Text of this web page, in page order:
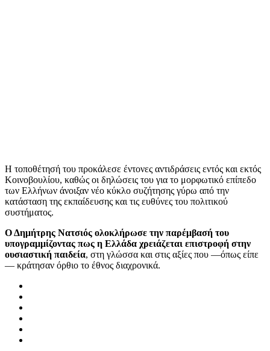
Η τοποθέτησή του προκάλεσε έντονες αντιδράσεις εντός και εκτός
Κοινοβουλίου, καθώς οι δηλώσεις του για το μορφωτικό επίπεδο
των Ελλήνων άνοιξαν νέο κύκλο συζήτησης γύρω από την
κατάσταση της εκπαίδευσης και τις ευθύνες του πολιτικού
συστήματος.
Ο Δημήτρης Νατσιός ολοκλήρωσε την παρέμβασή του
υπογραμμίζοντας πως η Ελλάδα χρειάζεται επιστροφή στην
ουσιαστική παιδεία, στη γλώσσα και στις αξίες που —όπως είπε
— κράτησαν όρθιο το έθνος διαχρονικά.